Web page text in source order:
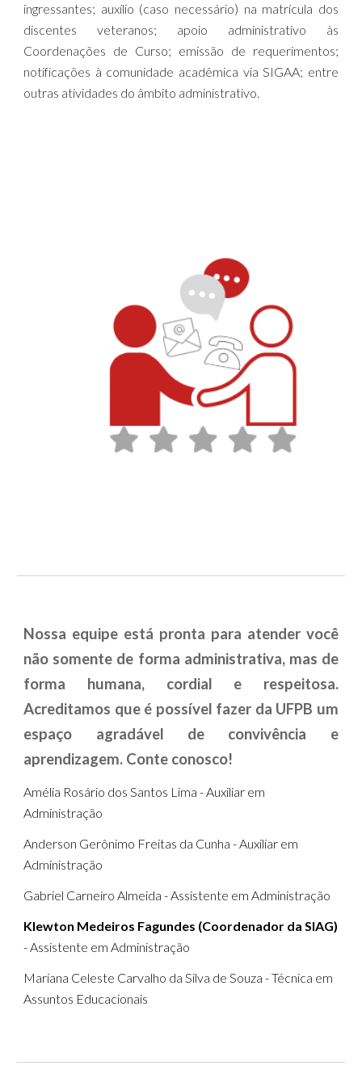
ingressantes; auxílio (caso necessário) na matrícula dos
discentes veteranos; apoio administrativo às
Coordenações de Curso; emissão de requerimentos;
notificações à comunidade acadêmica via SIGAA; entre
outras atividades do âmbito administrativo.
Nossa equipe está pronta para atender você
não somente de forma administrativa, mas de
forma humana, cordial e respeitosa.
Acreditamos que é possível fazer da UFPB um
espaço agradável de convivência e
aprendizagem. Conte conosco!
Amélia Rosário dos Santos Lima - Auxiliar em
Administração
Anderson Gerônimo Freitas da Cunha - Auxiliar em
Administração
Gabriel Carneiro Almeida - Assistente em Administração
Klewton Medeiros Fagundes (Coordenador da SIAG)
- Assistente em Administração
Mariana Celeste Carvalho da Silva de Souza - Técnica em
Assuntos Educacionais